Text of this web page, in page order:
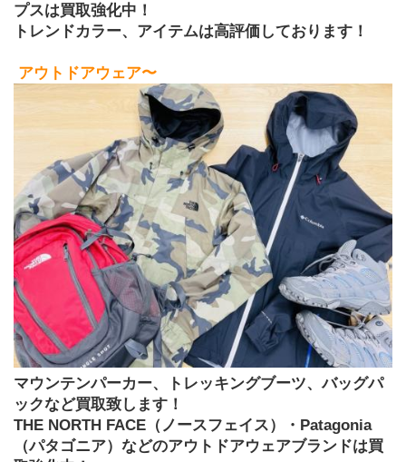
プスは買取強化中！
トレンドカラー、アイテムは高評価しております！
アウトドアウェア〜
マウンテンパーカー、トレッキングブーツ、バッグパ
ックなど買取致します！
THE NORTH FACE（ノースフェイス）・Patagonia
（パタゴニア）などのアウトドアウェアブランドは買